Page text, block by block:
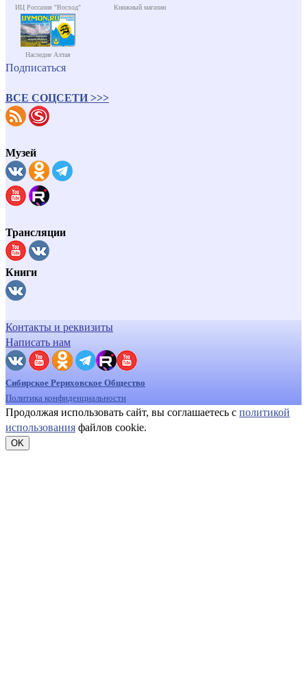
ИЦ Россазия "Восход" Книжный магазин
Наследие Алтая
Подписаться
ВСЕ СОЦСЕТИ >>>
Музей
Трансляции
Книги
Контакты и реквизиты
Написать нам
Сибирское Рериховское Общество
Политика конфиденциальности
Продолжая использовать сайт, вы соглашаетесь с политикой
использования файлов cookie.
OK